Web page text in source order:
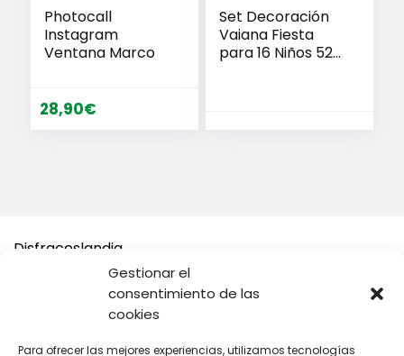
Gestionar el
consentimiento de las
cookies
Para ofrecer las mejores experiencias, utilizamos tecnologías
Photocall
Instagram
Ventana Marco
28,90€
Set Decoración
Vaiana Fiesta
para 16 Niños 52
Disfraceslandia
Buscamos Disfraces Originales y divertidos, así como todo
tipo de accesorios y complementos para tu disfraz o tus